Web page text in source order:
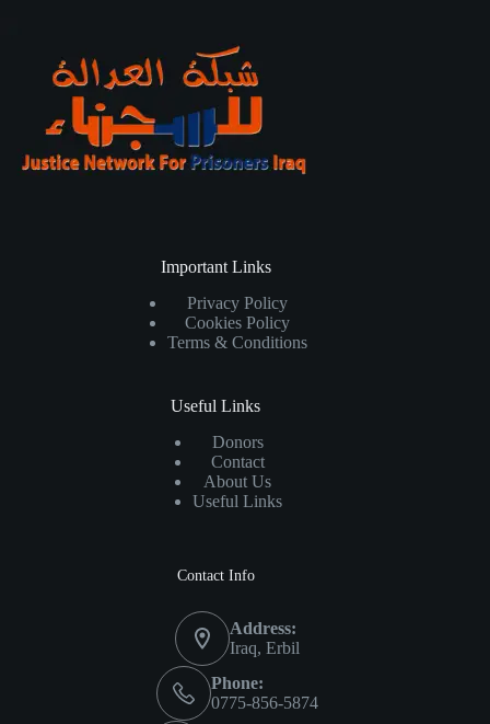
Important Links
Privacy Policy
Cookies Policy
Terms & Conditions
Useful Links
Donors
Contact
About Us
Useful Links
Contact Info
Address:
Iraq, Erbil
Phone:
0775-856-5874